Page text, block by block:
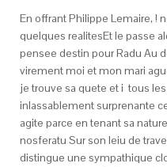
En offrant Philippe Lemaire, !
quelques realitesEt le passe
pensee destin pour Radu Au
virement moi et mon mari
je trouve sa quete et i tous
inlassablement surprenante
agite parce en tenant sa
nosferatu Sur son leiu de
distingue une sympathique